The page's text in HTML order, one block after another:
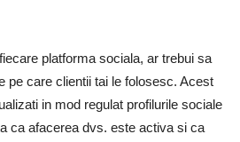
platforma sociala, ar trebui sa
pe care clientii tai le folosesc. Acest
in mod regulat profilurile sociale
ca afacerea dvs. este activa si ca